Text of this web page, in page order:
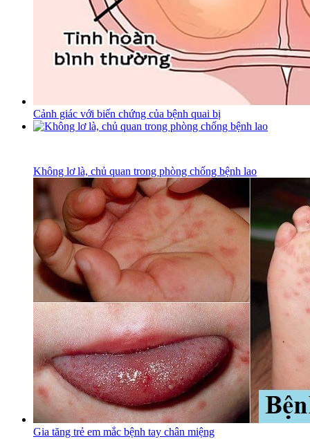
Cảnh giác với biến chứng của bệnh quai bị
Không lơ là, chủ quan trong phòng chống bệnh lao
Gia tăng trẻ em mắc bệnh tay chân miệng